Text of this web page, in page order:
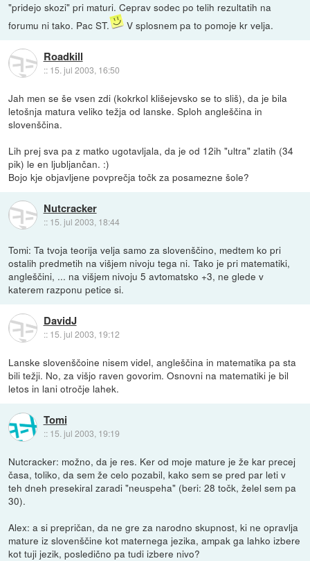
"pridejo skozi" pri maturi. Ceprav sodec po telih rezultatih na
forumu ni tako. Pac ST.
V splosnem pa to pomoje kr velja.
Roadkill
:: 15. jul 2003, 16:50
Jah men se še vsen zdi (kokrkol klišejevsko se to sliš), da je bila
letošnja matura veliko težja od lanske. Sploh angleščina in
slovenščina.
Lih prej sva pa z matko ugotavljala, da je od 12ih "ultra" zlatih (34
pik) le en ljubljančan. :)
Bojo kje objavljene povprečja točk za posamezne šole?
Nutcracker
:: 15. jul 2003, 18:44
Tomi: Ta tvoja teorija velja samo za slovenščino, medtem ko pri
ostalih predmetih na višjem nivoju tega ni. Tako je pri matematiki,
angleščini, ... na višjem nivoju 5 avtomatsko +3, ne glede v
katerem razponu petice si.
DavidJ
:: 15. jul 2003, 19:12
Lanske slovenščoine nisem videl, angleščina in matematika pa sta
bili težji. No, za višjo raven govorim. Osnovni na matematiki je bil
letos in lani otročje lahek.
Tomi
:: 15. jul 2003, 19:19
Nutcracker: možno, da je res. Ker od moje mature je že kar precej
časa, toliko, da sem že celo pozabil, kako sem se pred par leti v
teh dneh presekiral zaradi "neuspeha" (beri: 28 točk, želel sem pa
30).
Alex: a si prepričan, da ne gre za narodno skupnost, ki ne opravlja
mature iz slovenščine kot maternega jezika, ampak ga lahko izbere
kot tuji jezik, posledično pa tudi izbere nivo?